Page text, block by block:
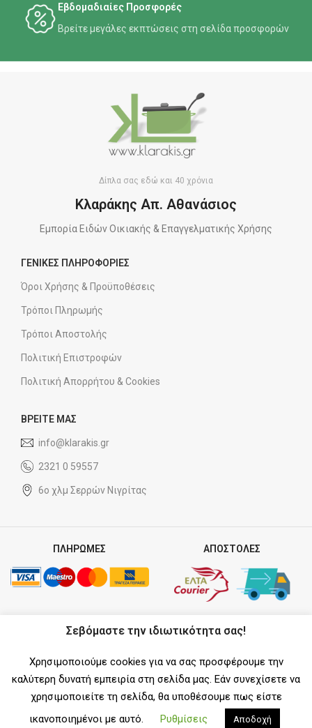
Εβδομαδιαίες Προσφορές
Βρείτε μεγάλες εκπτώσεις στη σελίδα προσφορών
Δίπλα σας εδώ και 40 χρόνια
Κλαράκης Απ. Αθανάσιος
Εμπορία Ειδών Οικιακής & Επαγγελματικής Χρήσης
ΓΕΝΙΚΕΣ ΠΛΗΡΟΦΟΡΙΕΣ
Όροι Χρήσης & Προϋποθέσεις
Τρόποι Πληρωμής
Τρόποι Αποστολής
Πολιτική Επιστροφών
Πολιτική Απορρήτου & Cookies
ΒΡΕΙΤΕ ΜΑΣ
info@klarakis.gr
2321 0 59557
6ο χλμ Σερρών Νιγρίτας
ΠΛΗΡΩΜΕΣ ΑΠΟΣΤΟΛΕΣ
ΣΥΝΕΡΓΑΤΗΣ
SOCIAL MEDIA
Σεβόμαστε την ιδιωτικότητα σας!
Χρησιμοποιούμε cookies για να σας προσφέρουμε την
καλύτερη δυνατή εμπειρία στη σελίδα μας. Εάν συνεχίσετε να
χρησιμοποιείτε τη σελίδα, θα υποθέσουμε πως είστε
ικανοποιημένοι με αυτό.
Ρυθμίσεις Αποδοχή